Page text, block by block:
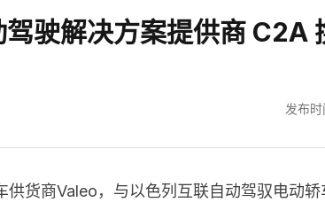
驶解决方案提供商 C2A
发布
供货商Valeo，与以色列互联自动驾驭电动